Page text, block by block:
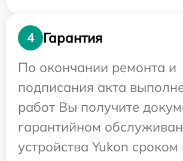
4
Гарантия
По окончании ремонта и
подписания акта
работ Вы получите
гарантийном
устройства Yukon сроком